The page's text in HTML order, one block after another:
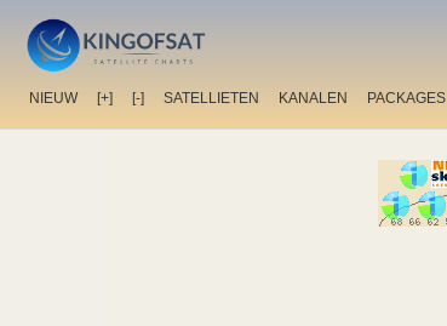
NIEUW [+] [-] SATELLIETEN KANALEN PACKAGES